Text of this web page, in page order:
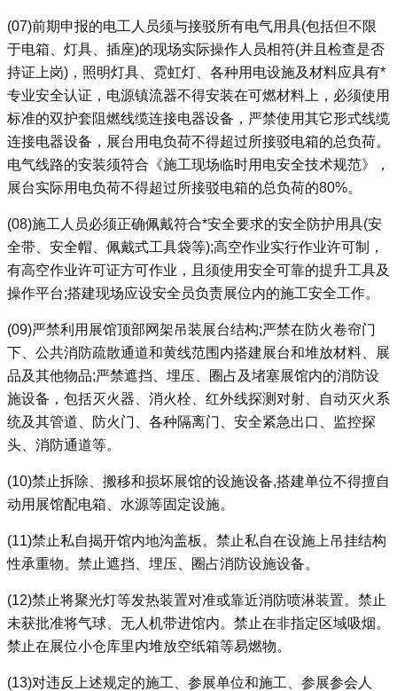
(07)前期申报的电工人员须与接驳所有电气用具(包括但不限
于电箱、灯具、插座)的现场实际操作人员相符(并且检查是否
持证上岗)，照明灯具、霓虹灯、各种用电设施及材料应具有*
专业安全认证，电源镇流器不得安装在可燃材料上，必须使用
标准的双护套阻燃线缆连接电器设备，严禁使用其它形式线缆
连接电器设备，展台用电负荷不得超过所接驳电箱的总负荷。
电气线路的安装须符合《施工现场临时用电安全技术规范》，
展台实际用电负荷不得超过所接驳电箱的总负荷的80%。
(08)施工人员必须正确佩戴符合*安全要求的安全防护用具(安
全带、安全帽、佩戴式工具袋等);高空作业实行作业许可制，
有高空作业许可证方可作业，且须使用安全可靠的提升工具及
操作平台;搭建现场应设安全员负责展位内的施工安全工作。
(09)严禁利用展馆顶部网架吊装展台结构;严禁在防火卷帘门
下、公共消防疏散通道和黄线范围内搭建展台和堆放材料、展
品及其他物品;严禁遮挡、埋压、圈占及堵塞展馆内的消防设
施设备，包括灭火器、消火栓、红外线探测对射、自动灭火系
统及其管道、防火门、各种隔离门、安全紧急出口、监控探
头、消防通道等。
(10)禁止拆除、搬移和损坏展馆的设施设备,搭建单位不得擅自
动用展馆配电箱、水源等固定设施。
(11)禁止私自揭开馆内地沟盖板。禁止私自在设施上吊挂结构
性承重物。禁止遮挡、埋压、圈占消防设施设备。
(12)禁止将聚光灯等发热装置对准或靠近消防喷淋装置。禁止
未获批准将气球、无人机带进馆内。禁止在非指定区域吸烟。
禁止在展位小仓库里内堆放空纸箱等易燃物。
(13)对违反上述规定的施工、参展单位和施工、参展参会人